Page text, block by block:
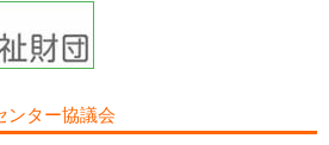
ンター協議会